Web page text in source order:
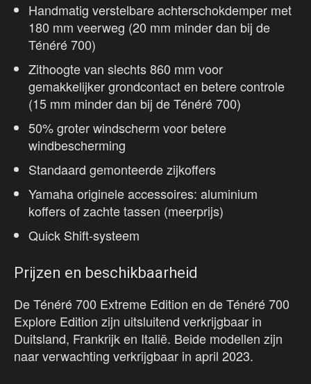
Handmatig verstelbare achterschokdemper met
180 mm veerweg (20 mm minder dan bij de
Ténéré 700)
Zithoogte van slechts 860 mm voor
gemakkelijker grondcontact en betere controle
(15 mm minder dan bij de Ténéré 700)
50% groter windscherm voor betere
windbescherming
Standaard gemonteerde zijkoffers
Yamaha originele accessoires: aluminium
koffers of zachte tassen (meerprijs)
Quick Shift-systeem
Prijzen en beschikbaarheid
De Ténéré 700 Extreme Edition en de Ténéré 700
Explore Edition zijn uitsluitend verkrijgbaar in
Duitsland, Frankrijk en Italië. Beide modellen zijn
naar verwachting verkrijgbaar in april 2023.